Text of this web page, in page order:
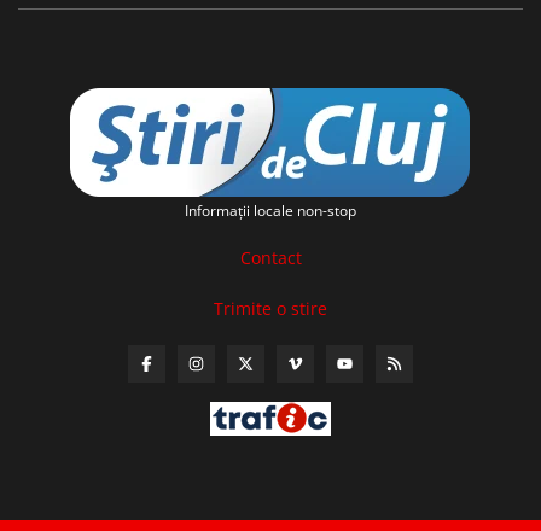
Informaţii locale non-stop
Contact
Trimite o stire